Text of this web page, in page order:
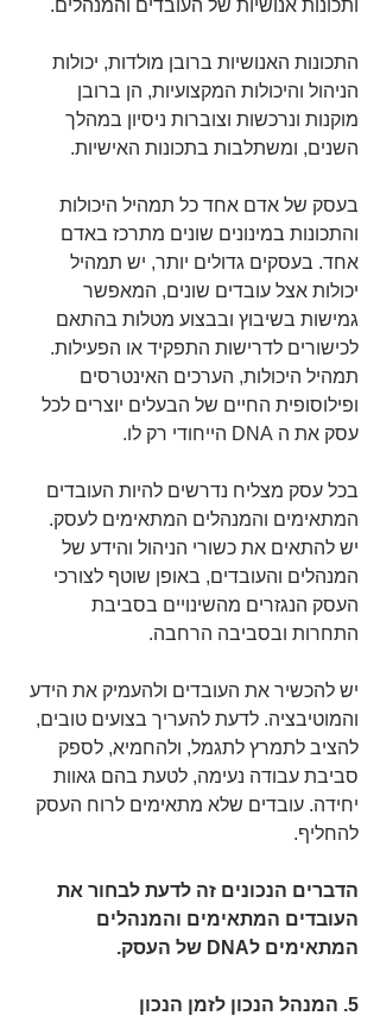
ותכונות אנושיות של העובדים והמנהלים.
התכונות האנושיות ברובן מולדות, יכולות
הניהול והיכולות המקצועיות, הן ברובן
מוקנות ונרכשות וצוברות ניסיון במהלך
השנים, ומשתלבות בתכונות האישיות.
בעסק של אדם אחד כל תמהיל היכולות
והתכונות במינונים שונים מתרכז באדם
אחד. בעסקים גדולים יותר, יש תמהיל
יכולות אצל עובדים שונים, המאפשר
גמישות בשיבוץ ובבצוע מטלות בהתאם
לכישורים לדרישות התפקיד או הפעילות.
תמהיל היכולות, הערכים האינטרסים
ופילוסופית החיים של הבעלים יוצרים לכל
עסק את ה DNA הייחודי רק לו.
בכל עסק מצליח נדרשים להיות העובדים
המתאימים והמנהלים המתאימים לעסק.
יש להתאים את כשורי הניהול והידע של
המנהלים והעובדים, באופן שוטף לצורכי
העסק הנגזרים מהשינויים בסביבת
התחרות ובסביבה הרחבה.
יש להכשיר את העובדים ולהעמיק את הידע
והמוטיבציה. לדעת להעריך בצועים טובים,
להציב לתמרץ לתגמל, ולהחמיא, לספק
סביבת עבודה נעימה, לטעת בהם גאוות
יחידה. עובדים שלא מתאימים לרוח העסק
להחליף.
הדברים הנכונים זה לדעת לבחור את
העובדים המתאימים והמנהלים
המתאימים לDNA של העסק.
5. המנהל הנכון לזמן הנכון